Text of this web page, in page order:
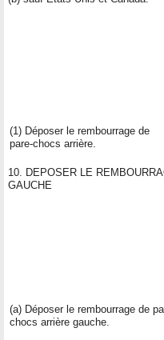
(1) Déposer le rembourrage de
pare-chocs arrière.
10. DEPOSER LE
GAUCHE
(a) Déposer le rembourrage de
chocs arrière gauche.